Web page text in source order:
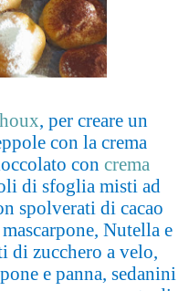
, per creare un
con la crema
con crema
di sfoglia misti ad
spolverati di cacao
Nutella e
di zucchero a velo,
e panna, sedanini